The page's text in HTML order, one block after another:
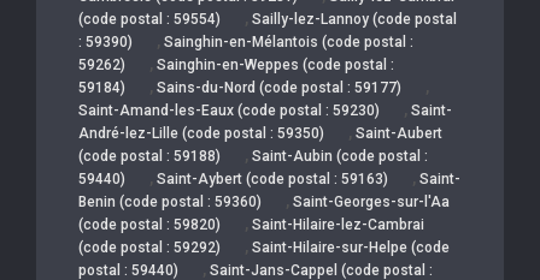
(code postal : 59554)
, Sailly-lez-Lannoy (code postal
: 59390)
, Sainghin-en-Mélantois (code postal :
59262)
, Sainghin-en-Weppes (code postal :
59184)
, Sains-du-Nord (code postal : 59177) ,
Saint-Amand-les-Eaux (code postal : 59230) , Saint-
André-lez-Lille (code postal : 59350)
, Saint-Aubert
(code postal : 59188)
, Saint-Aubin (code postal :
59440)
, Saint-Aybert (code postal : 59163) , Saint-
Benin (code postal : 59360)
, Saint-Georges-sur-l'Aa
(code postal : 59820)
, Saint-Hilaire-lez-Cambrai
(code postal : 59292)
, Saint-Hilaire-sur-Helpe (code
postal : 59440)
, Saint-Jans-Cappel (code postal :